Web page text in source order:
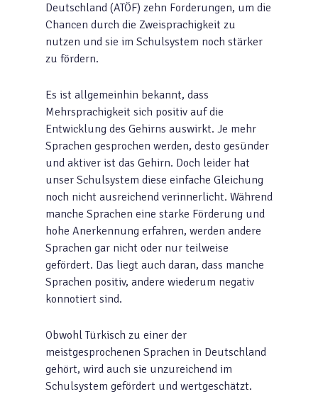
Deutschland (ATÖF) zehn Forderungen, um die
Chancen durch die Zweisprachigkeit zu
nutzen und sie im Schulsystem noch stärker
zu fördern.
Es ist allgemeinhin bekannt, dass
Mehrsprachigkeit sich positiv auf die
Entwicklung des Gehirns auswirkt. Je mehr
Sprachen gesprochen werden, desto gesünder
und aktiver ist das Gehirn. Doch leider hat
unser Schulsystem diese einfache Gleichung
noch nicht ausreichend verinnerlicht. Während
manche Sprachen eine starke Förderung und
hohe Anerkennung erfahren, werden andere
Sprachen gar nicht oder nur teilweise
gefördert. Das liegt auch daran, dass manche
Sprachen positiv, andere wiederum negativ
konnotiert sind.
Obwohl Türkisch zu einer der
meistgesprochenen Sprachen in Deutschland
gehört, wird auch sie unzureichend im
Schulsystem gefördert und wertgeschätzt.